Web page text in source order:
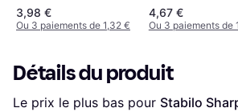
3,98 €
Ou 3 paiements de 1,32 €
4,67 €
Ou 3 paiements de
Détails du produit
Le prix le plus bas pour Stabilo